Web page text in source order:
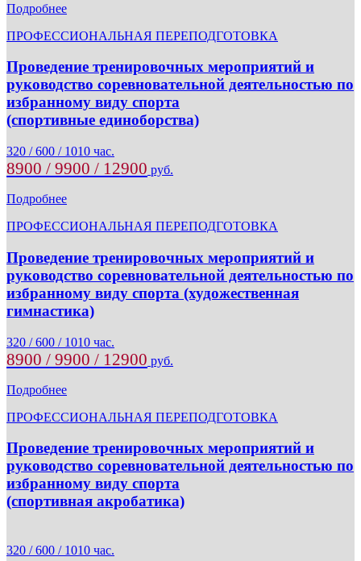
Подробнее
ПРОФЕССИОНАЛЬНАЯ ПЕРЕПОДГОТОВКА
Проведение тренировочных мероприятий и
руководство соревновательной деятельностью по
избранному виду спорта
(спортивные единоборства)
320 / 600 / 1010 час.
8900 / 9900 / 12900 руб.
Подробнее
ПРОФЕССИОНАЛЬНАЯ ПЕРЕПОДГОТОВКА
Проведение тренировочных мероприятий и
руководство соревновательной деятельностью по
избранному виду спорта (художественная
гимнастика)
320 / 600 / 1010 час.
8900 / 9900 / 12900 руб.
Подробнее
ПРОФЕССИОНАЛЬНАЯ ПЕРЕПОДГОТОВКА
Проведение тренировочных мероприятий и
руководство соревновательной деятельностью по
избранному виду спорта
(спортивная акробатика)
320 / 600 / 1010 час.